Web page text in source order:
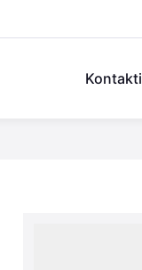
Kontakti